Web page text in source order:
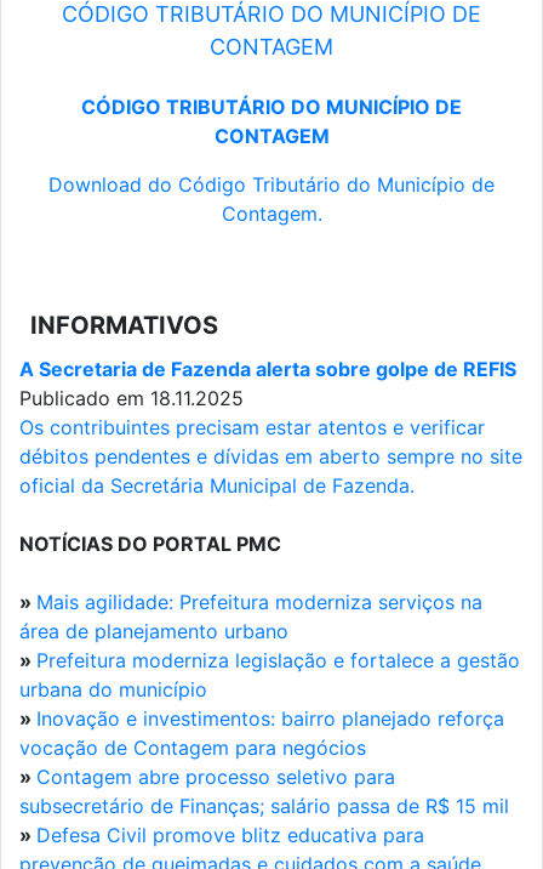
CÓDIGO TRIBUTÁRIO DO MUNICÍPIO DE
CONTAGEM
CÓDIGO TRIBUTÁRIO DO MUNICÍPIO DE
CONTAGEM
Download do Código Tributário do Município de
Contagem.
INFORMATIVOS
A Secretaria de Fazenda alerta sobre golpe de REFIS
Publicado em 18.11.2025
Os contribuintes precisam estar atentos e verificar
débitos pendentes e dívidas em aberto sempre no site
oficial da Secretária Municipal de Fazenda.
NOTÍCIAS DO PORTAL PMC
» Mais agilidade: Prefeitura moderniza serviços na
área de planejamento urbano
» Prefeitura moderniza legislação e fortalece a gestão
urbana do município
» Inovação e investimentos: bairro planejado reforça
vocação de Contagem para negócios
» Contagem abre processo seletivo para
subsecretário de Finanças; salário passa de R$ 15 mil
» Defesa Civil promove blitz educativa para